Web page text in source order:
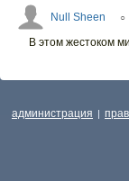
Null Sheen ○
В этом жестоком
администрация |